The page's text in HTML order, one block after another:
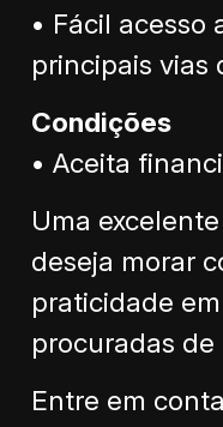
• Fácil acesso
principais vias
Condições
• Aceita
Uma
deseja morar
praticidade
procuradas de
Entre em